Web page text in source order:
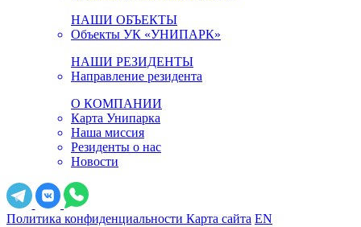
НАШИ ОБЪЕКТЫ
Объекты УК «УНИПАРК»
НАШИ РЕЗИДЕНТЫ
Направление резидента
О КОМПАНИИ
Карта Унипарка
Наша миссия
Резиденты о нас
Новости
Политика конфиденциальности Карта сайта EN